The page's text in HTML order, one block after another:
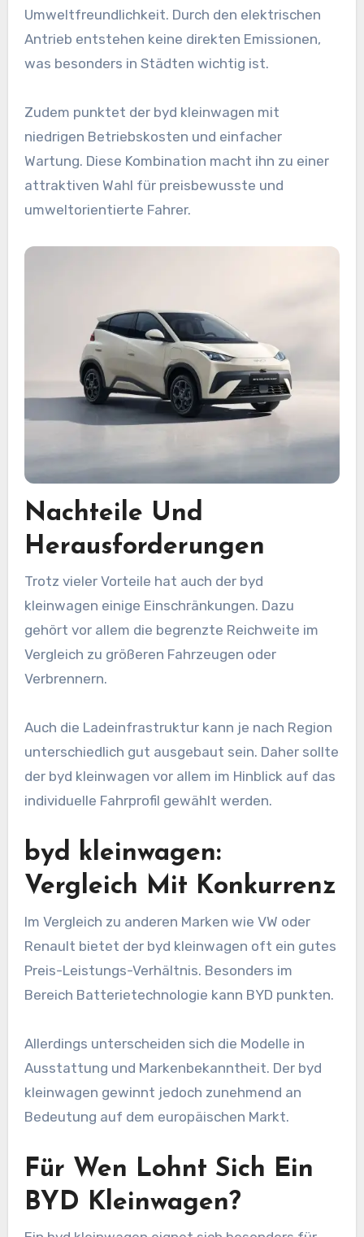
Umweltfreundlichkeit. Durch den elektrischen
Antrieb entstehen keine direkten Emissionen,
was besonders in Städten wichtig ist.
Zudem punktet der byd kleinwagen mit
niedrigen Betriebskosten und einfacher
Wartung. Diese Kombination macht ihn zu einer
attraktiven Wahl für preisbewusste und
umweltorientierte Fahrer.
Nachteile Und
Herausforderungen
Trotz vieler Vorteile hat auch der byd
kleinwagen einige Einschränkungen. Dazu
gehört vor allem die begrenzte Reichweite im
Vergleich zu größeren Fahrzeugen oder
Verbrennern.
Auch die Ladeinfrastruktur kann je nach Region
unterschiedlich gut ausgebaut sein. Daher sollte
der byd kleinwagen vor allem im Hinblick auf das
individuelle Fahrprofil gewählt werden.
byd kleinwagen:
Vergleich Mit Konkurrenz
Im Vergleich zu anderen Marken wie VW oder
Renault bietet der byd kleinwagen oft ein gutes
Preis-Leistungs-Verhältnis. Besonders im
Bereich Batterietechnologie kann BYD punkten.
Allerdings unterscheiden sich die Modelle in
Ausstattung und Markenbekanntheit. Der byd
kleinwagen gewinnt jedoch zunehmend an
Bedeutung auf dem europäischen Markt.
Für Wen Lohnt Sich Ein
BYD Kleinwagen?